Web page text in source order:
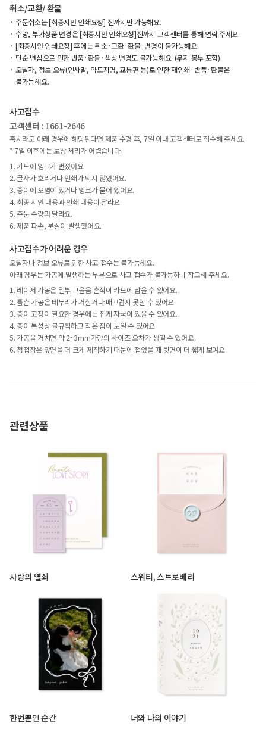
취소/교환/ 환불
주문취소는 [최종시안 인쇄요청] 전까지만 가능해요.
수량, 부가상품 변경은 [최종시안 인쇄요청]전까지 고객센터를 통해 연락 주세요.
[최종시안 인쇄요청] 후에는 취소·교환·환불·변경이 불가능해요.
단순 변심으로 인한 반품·환불·색상 변경도 불가능해요. (무지 봉투 포함)
오탈자, 정보 오류(인사말, 약도지명, 교통편 등)로 인한 재인쇄·반품·환불은
불가능해요.
사고접수
고객센터 : 1661-2646
혹시라도 아래 경우에 해당된다면 제품 수령 후, 7일 이내 고객센터로 접수해 주세요.
* 7일 이후에는 보상 처리가 어렵습니다.
1. 카드에 잉크가 번졌어요.
2. 글자가 흐리거나 인쇄가 되지 않았어요.
3. 종이에 오염이 있거나 잉크가 묻어 있어요.
4. 최종 시안 내용과 인쇄 내용이 달라요.
5. 주문 수량과 달라요.
6. 제품 파손, 분실이 발생했어요.
사고접수가 어려운 경우
오탈자나 정보 오류로 인한 사고 접수는 불가능해요.
아래 경우는 가공에 발생하는 부분으로 사고 접수가 불가능하니 참고해 주세요.
1. 레이저 가공은 일부 그을음 흔적이 카드에 남을 수 있어요.
2. 톰슨 가공은 테두리가 거칠거나 매끄럽지 못할 수 있어요.
3. 종이 고정이 필요한 경우에는 집게 자국이 있을 수 있어요.
4. 종이 특성상 불규칙하고 작은 점이 보일 수 있어요.
5. 가공을 거치면 약 2~3mm가량의 사이즈 오차가 생길 수 있어요.
6. 청첩장은 앞면을 더 크게 제작하기 때문에 접었을 때 뒷면이 더 짧게 보여요.
관련상품
사랑의 열쇠 스위티, 스트로베리
한번뿐인 순간 너와 나의 이야기